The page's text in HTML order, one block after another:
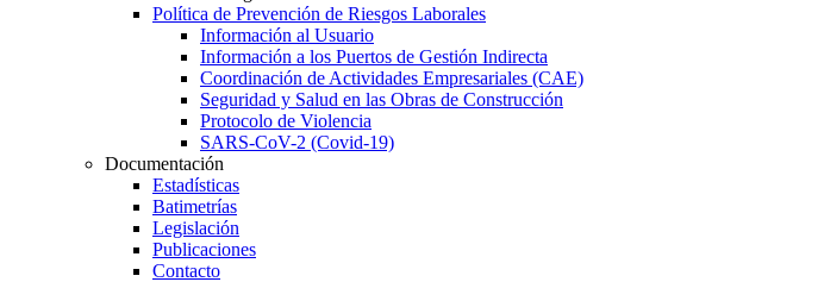
Política de Prevención de Riesgos Laborales
Información al Usuario
Información a los Puertos de Gestión Indirecta
Coordinación de Actividades Empresariales (CAE)
Seguridad y Salud en las Obras de Construcción
Protocolo de Violencia
SARS-CoV-2 (Covid-19)
Documentación
Estadísticas
Batimetrías
Legislación
Publicaciones
Contacto